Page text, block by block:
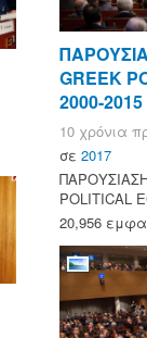
GREEK
2000-
10 χρόνια
σε 2017
POLITICAL
20,956